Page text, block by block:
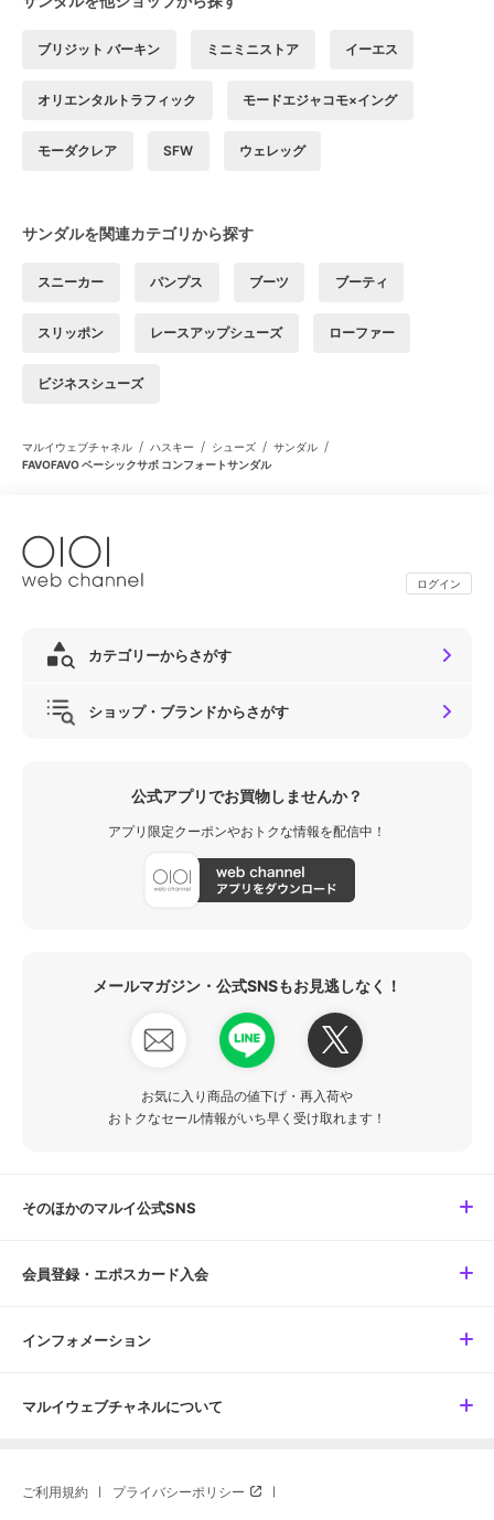
ブリジット バーキン ミニミニストア イーエス
オリエンタルトラフィック モードエジャコモ×イング
モーダクレア SFW ウェレッグ
サンダルを関連カテゴリから探す
スニーカー パンプス ブーツ ブーティ
スリッポン レースアップシューズ ローファー
ビジネスシューズ
マルイウェブチャネル / ハスキー / シューズ / サンダル /
FAVOFAVO ベーシックサボ コンフォートサンダル
ログイン
カテゴリーからさがす
ショップ・ブランドからさがす
公式アプリでお買物しませんか？
アプリ限定クーポンやおトクな情報を配信中！
メールマガジン・公式SNSもお見逃しなく！
お気に入り商品の値下げ・再入荷や
おトクなセール情報がいち早く受け取れます！
そのほかのマルイ公式SNS
会員登録・エポスカード入会
インフォメーション
マルイウェブチャネルについて
ご利用規約 プライバシーポリシー